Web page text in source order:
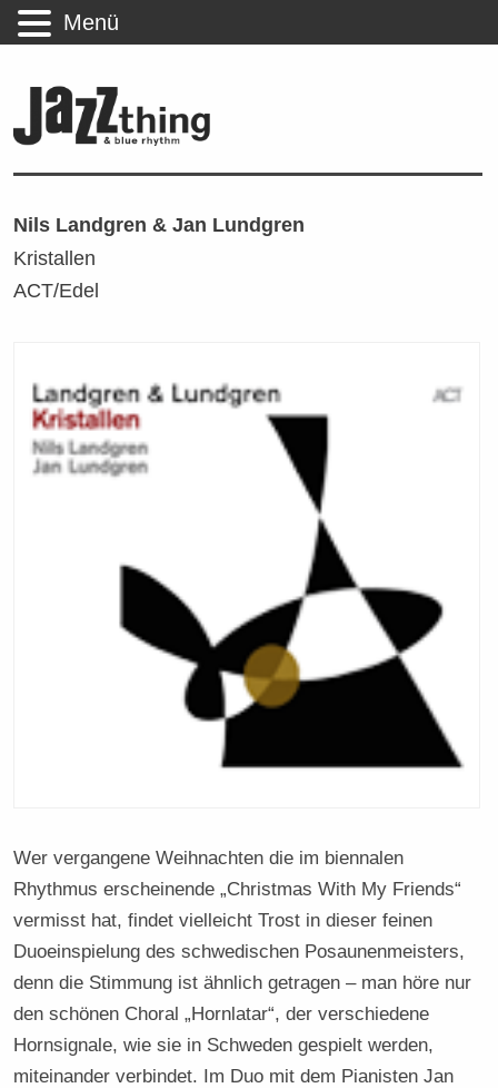
Nils Landgren & Jan Lundgren
Kristallen
ACT/Edel
Wer vergangene Weihnachten die im biennalen
Rhythmus erscheinende „Christmas With My Friends“
vermisst hat, findet vielleicht Trost in dieser feinen
Duoeinspielung des schwedischen Posaunenmeisters,
denn die Stimmung ist ähnlich getragen – man höre nur
den schönen Choral „Hornlatar“, der verschiedene
Hornsignale, wie sie in Schweden gespielt werden,
miteinander verbindet. Im Duo mit dem Pianisten Jan
Menü